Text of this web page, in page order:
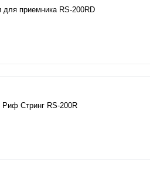
приемника RS-200RD
Стринг RS-200R